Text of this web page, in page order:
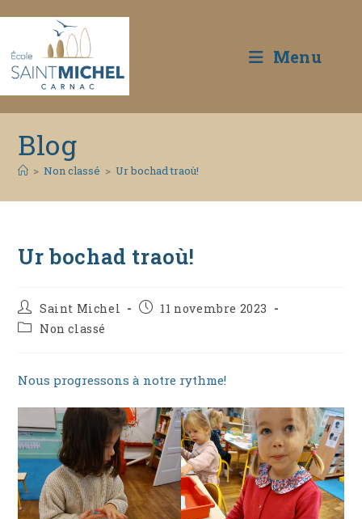
content
Menu
Blog
> Non classé > Ur bochad traoù!
Ur bochad traoù!
Auteur/autrice
de
la
Saint Michel
Publication
11 novembre 2023
PostNon classé
Nous progressons à notre rythme!